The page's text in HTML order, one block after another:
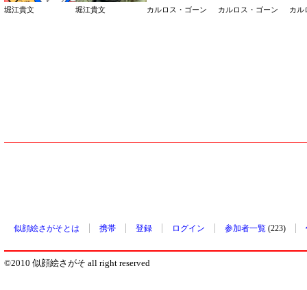
堀江貴文 堀江貴文 カルロス・ゴーン カルロス・ゴーン カル
似顔絵さがそとは 携帯 登録 ログイン 参加者一覧 (223)
©2010 似顔絵さがそ all right reserved